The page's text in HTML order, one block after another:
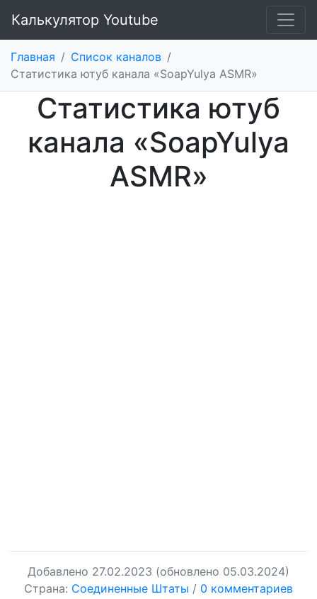
Калькулятор Youtube
Главная / Список каналов /
Статистика ютуб канала «SoapYulya ASMR»
Статистика ютуб
канала «SoapYulya
ASMR»
Добавлено 27.02.2023 (обновлено 05.03.2024)
Страна: Соединенные Штаты / 0 комментариев